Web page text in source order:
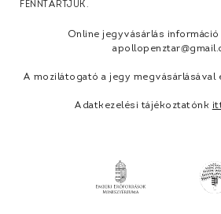
FENNTARTJUK.
Online jegyvásárlás
A mozilátogató a jegy megvásárlásával
Adatkezelési tájékoztatónk